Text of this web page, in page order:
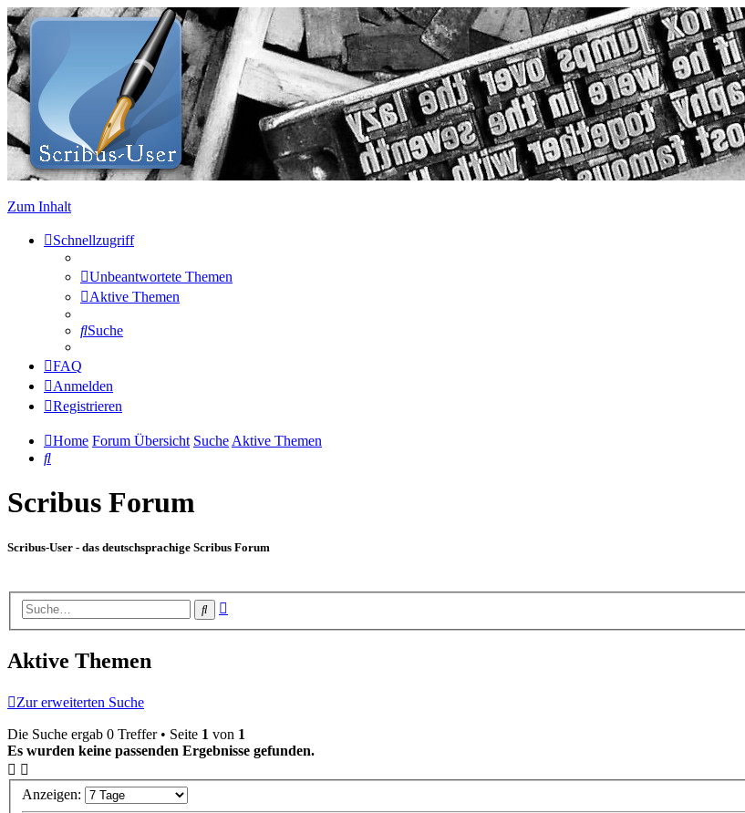
Zum Inhalt
Schnellzugriff
Unbeantwortete Themen
Aktive Themen
Suche
FAQ
Anmelden
Registrieren
Home Forum Übersicht Suche Aktive Themen
Suche
Scribus Forum
Scribus-User - das deutschsprachige Scribus Forum
Suche
Aktive Themen
Zur erweiterten Suche
Die Suche ergab 0 Treffer • Seite 1 von 1
Es wurden keine passenden Ergebnisse gefunden.
Anzeigen: